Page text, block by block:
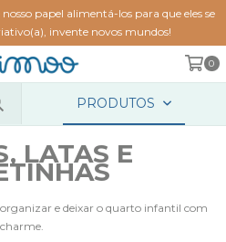
nosso papel alimentá-los para que eles se
invente novos mundos!
0
PRODUTOS
LATAS E
e deixar o quarto infantil com
charme.